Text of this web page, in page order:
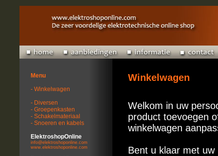
Menu
- Winkelwagen
- Diversen
- Groepenkasten
- Schakelmateriaal
- Snoeren en kabels
ElektroshopOnline
info@elektroshoponline.com
www.elektroshoponline.com
Winkelwagen
Welkom in uw
product toevoegen
winkelwagen
Bent u klaar met